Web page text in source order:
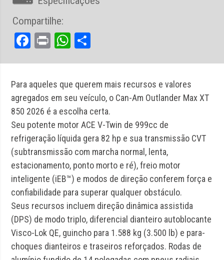
Para aqueles que querem mais recursos e valores
agregados em seu veículo, o Can-Am Outlander Max XT
850 2026 é a escolha certa.
Seu potente motor ACE V-Twin de 999cc de
refrigeração líquida gera 82 hp e sua transmissão CVT
(subtransmissão com marcha normal, lenta,
estacionamento, ponto morto e ré), freio motor
inteligente (iEB™) e modos de direção conferem força e
confiabilidade para superar qualquer obstáculo.
Seus recursos incluem direção dinâmica assistida
(DPS) de modo triplo, diferencial dianteiro autoblocante
Visco-Lok QE, guincho para 1.588 kg (3.500 lb) e para-
choques dianteiros e traseiros reforçados. Rodas de
Compartilhe:
Facebook
PrintWhatsApp